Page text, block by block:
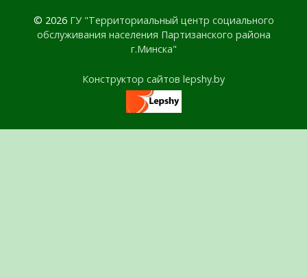
© 2026 ГУ "Территориальный центр социального
обслуживания населения Партизанского района
г.Минска"
Конструктор сайтов lepshy.by